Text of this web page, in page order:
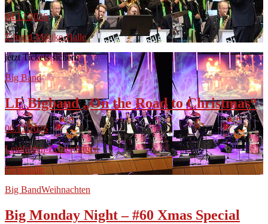
04.12.2026
Eduard-Mörike-Halle
jetzt Tickets sichern
Big Band
LE Bigband „On the Road to Christmas“
06.12.2026
Leinfelden-Echterdingen
Filderhalle
Big BandWeihnachten
Big Monday Night – #60 Xmas Special